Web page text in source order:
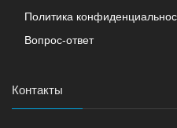
Политика
Вопрос-ответ
Контакты